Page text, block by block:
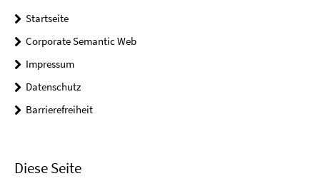
Startseite
Corporate Semantic Web
Impressum
Datenschutz
Barrierefreiheit
Diese Seite